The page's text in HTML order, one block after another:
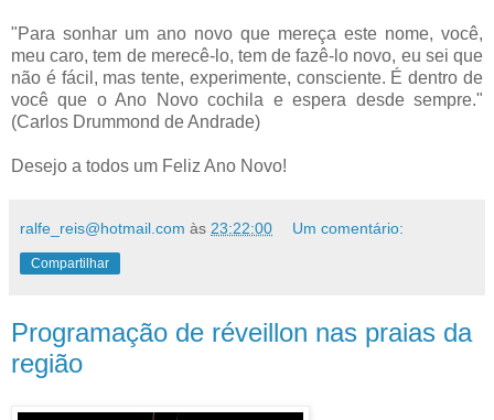
"Para sonhar um ano novo que mereça este nome, você,
meu caro, tem de merecê-lo, tem de fazê-lo novo, eu sei que
não é fácil, mas tente, experimente, consciente. É dentro de
você que o Ano Novo cochila e espera desde sempre."
(Carlos Drummond de Andrade)
Desejo a todos um Feliz Ano Novo!
ralfe_reis@hotmail.com às 23:22:00 Um comentário:
Compartilhar
Programação de réveillon nas praias da
região